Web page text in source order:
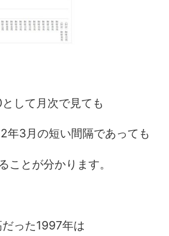
して月次で見ても
3月の短い間隔であっても
ことが分かります。
だった1997年は